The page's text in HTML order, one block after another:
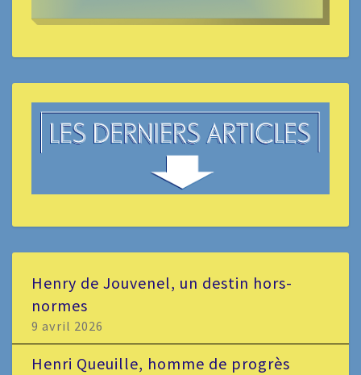
Henry de Jouvenel, un destin hors-
normes
9 avril 2026
Henri Queuille, homme de progrès